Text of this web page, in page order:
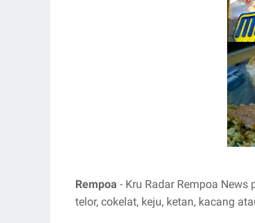
Rempoa - Kru Radar Rempoa
telor, cokelat, keju, ketan, kacang